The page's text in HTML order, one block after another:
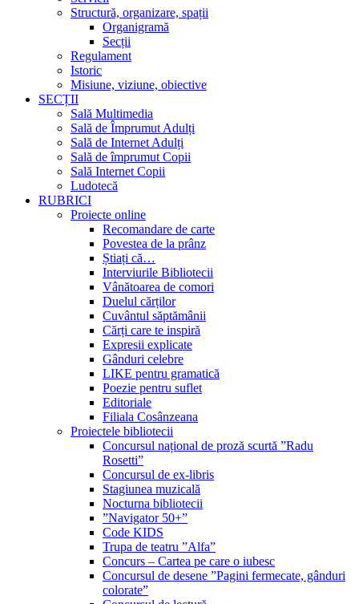
Structură, organizare, spații
Organigramă
Secții
Regulament
Istoric
Misiune, viziune, obiective
SECȚII
Sală Multimedia
Sală de Împrumut Adulți
Sală de Internet Adulți
Sală de împrumut Copii
Sală Internet Copii
Ludotecă
RUBRICI
Proiecte online
Recomandare de carte
Povestea de la prânz
Știați că…
Interviurile Bibliotecii
Vânătoarea de comori
Duelul cărților
Cuvântul săptămânii
Cărți care te inspiră
Expresii explicate
Gânduri celebre
LIKE pentru gramatică
Poezie pentru suflet
Editoriale
Filiala Cosânzeana
Proiectele bibliotecii
Concursul național de proză scurtă ”Radu
Rosetti”
Concursul de ex-libris
Stagiunea muzicală
Nocturna bibliotecii
”Navigator 50+”
Code KIDS
Trupa de teatru ”Alfa”
Concurs – Cartea pe care o iubesc
Concursul de desene ”Pagini fermecate, gânduri
colorate”